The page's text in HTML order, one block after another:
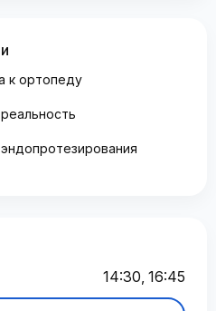
к ортопеду
14:30, 16:45